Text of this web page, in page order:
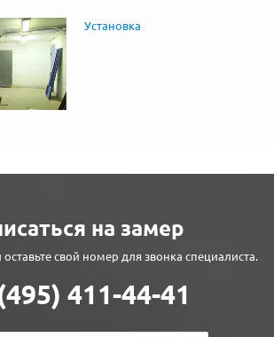
Установка
на замер
свой номер для звонка специалиста.
411-44-41